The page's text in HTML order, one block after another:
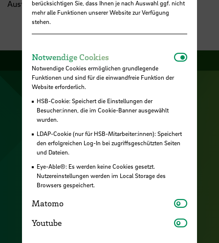
Austauschpartner:innen auf Augenhöhe.
Zu unserer Instagram Seite
Zu unserer Facebook
Zu
Zu unserer
Kontakt
Cookies
Raumfinder
berücksichtigen Sie, dass Ihnen je nach Auswahl ggf. nicht
mehr alle Funktionen unserer Website zur Verfügung
stehen.
Notwendige Cookies
Notwendige Cookies ermöglichen grundlegende
Funktionen und sind für die einwandfreie Funktion der
Website erforderlich.
HSB-Cookie: Speichert die Einstellungen der
Besucher:innen, die im Cookie-Banner ausgewählt
wurden.
LDAP-Cookie (nur für HSB-Mitarbeiter:innen): Speichert
den erfolgreichen Log-In bei zugriffsgeschützten Seiten
und Dateien.
Eye-Able®: Es werden keine Cookies gesetzt.
Nutzereinstellungen werden im Local Storage des
Browsers gespeichert.
Matomo Matomo
Youtube Youtube